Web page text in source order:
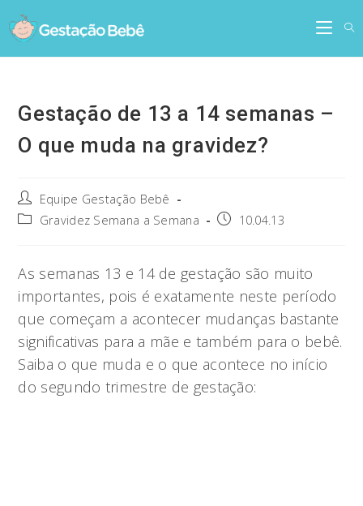
to
content
Gestação de 13 a 14 semanas –
O que muda na gravidez?
Post
author:
Equipe Gestação Bebê
PostGravidez Semana a Semana
Post10.04.13
As semanas 13 e 14 de gestação são muito
importantes, pois é exatamente neste período
que começam a acontecer mudanças bastante
significativas para a mãe e também para o bebê.
Saiba o que muda e o que acontece no início
do segundo trimestre de gestação: